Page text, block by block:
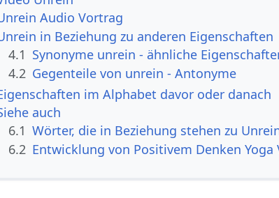
Audio Vortrag
in Beziehung zu anderen Eigenschaften
4.1 Synonyme unrein - ähnliche
4.2 Gegenteile von unrein - Antonyme
im Alphabet davor oder danach
auch
6.1 Wörter, die in Beziehung stehen zu
6.2 Entwicklung von Positivem Denken Yoga